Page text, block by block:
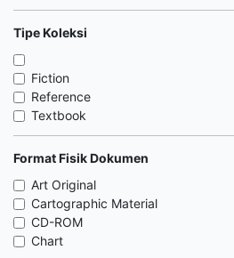
Tipe Koleksi
Fiction
Reference
Textbook
Format Fisik Dokumen
Art Original
Cartographic Material
CD-ROM
Chart